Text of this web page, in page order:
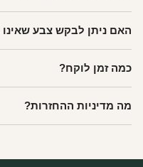
שינה של מבוגרים — L. לפינה קטנה — S.
האם ניתן לבקש צבע
הצבעים זמינים ללא תוספת
כמה זמן לוקח?
14:00 — יצאו באותו יום.
מה מדיניות ההחזרות?